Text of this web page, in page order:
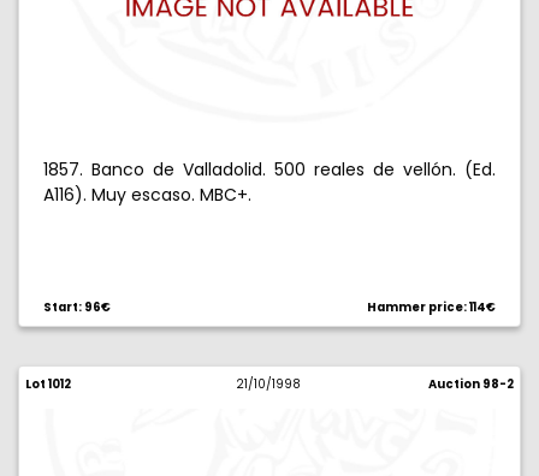
1857. Banco de Valladolid. 500 reales de vellón. (Ed.
A116). Muy escaso. MBC+.
Start: 96€ Hammer price: 114€
Lot 1012 21/10/1998 Auction 98-2